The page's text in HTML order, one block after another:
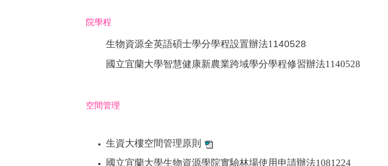
院學程
生物資源全英語碩士學分學程設置辦法1 140528
國立宜蘭大學智慧健康新農業跨域學分學程修習辦法1140528
空間管理
生資大樓空間管理原則
國立宜蘭大學生物資源學院實驗林場使用申請辦法1081224